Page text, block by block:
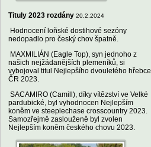
Tituly 2023 rozdány 20.2.2024
Hodnocení loňské dostihové sezóny
nedopadlo pro český chov špatně.
MAXMILIÁN (Eagle Top), syn jednoho z
našich nejžádanějších plemeníků, si
vybojoval titul Nejlepšího dvouletého hřebce
ČR 2023.
SACAMIRO (Camill), díky vítězství ve Velké
pardubické, byl vyhodnocen Nejlepším
koněm ve steeplechase crosscountry 2023.
Samozřejmě zaslouženě byl zvolen
Nejlepším koněm českého chovu 2023.